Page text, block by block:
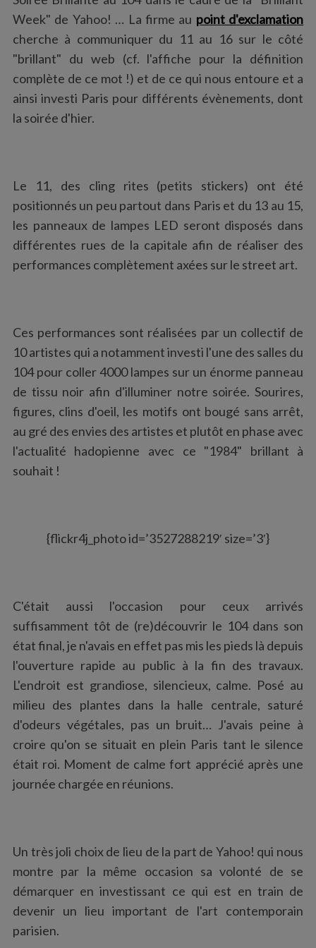
:
Week" de Yahoo! … La firme au point d'exclamation
cherche à communiquer du 11 au 16 sur le côté
"brillant" du web (cf. l'affiche pour la définition
complète de ce mot !) et de ce qui nous entoure et a
ainsi investi Paris pour différents évènements, dont
la soirée d'hier.
Le 11, des cling rites (petits stickers) ont été
positionnés un peu partout dans Paris et du 13 au 15,
les panneaux de lampes LED seront disposés dans
différentes rues de la capitale afin de réaliser des
performances complètement axées sur le street art.
Ces performances sont réalisées par un collectif de
10 artistes qui a notamment investi l'une des salles du
104 pour coller 4000 lampes sur un énorme panneau
de tissu noir afin d'illuminer notre soirée. Sourires,
figures, clins d'oeil, les motifs ont bougé sans arrêt,
au gré des envies des artistes et plutôt en phase avec
l'actualité hadopienne avec ce "1984" brillant à
souhait !
{flickr4j_photo id=’3527288219′ size=’3′}
C'était aussi l'occasion pour ceux arrivés
suffisamment tôt de (re)découvrir le 104 dans son
état final, je n'avais en effet pas mis les pieds là depuis
l'ouverture rapide au public à la fin des travaux.
L'endroit est grandiose, silencieux, calme. Posé au
milieu des plantes dans la halle centrale, saturé
d'odeurs végétales, pas un bruit… J'avais peine à
croire qu'on se situait en plein Paris tant le silence
était roi. Moment de calme fort apprécié après une
journée chargée en réunions.
Un très joli choix de lieu de la part de Yahoo! qui nous
montre par la même occasion sa volonté de se
démarquer en investissant ce qui est en train de
devenir un lieu important de l'art contemporain
parisien.